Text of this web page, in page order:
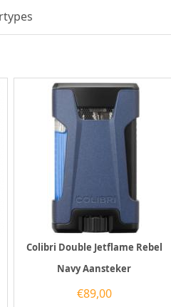
Colibri Double Jetflame Rebel
Navy Aansteker
€89,00